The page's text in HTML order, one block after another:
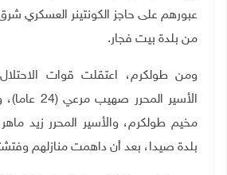
عبورهم على حاجز الكونتينر العسكري
من بلدة بيت فجار.
ومن طولكرم، اعتقلت قوات
الأسير
بلدة صيدا، بعد أن داهمت منازلهم